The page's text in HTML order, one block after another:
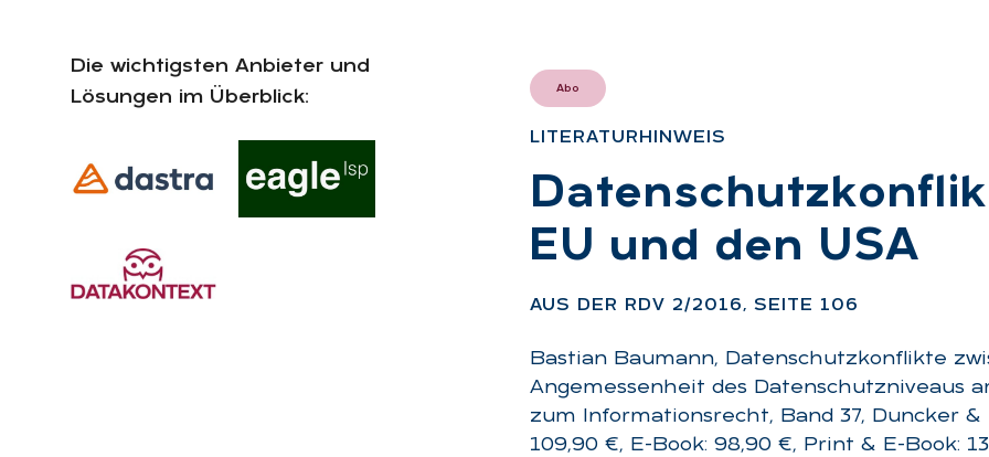
Die wichtigsten Anbieter und
Lösungen im Überblick:
Abo
LI­TE­RA­TUR­HIN­WEIS
:
EU und den USA
AUS DER RDV 2/2016, SEI­TE 106
Bastian Baumann, Datenschutzkonflikte
Angemessenheit des Datenschutzniveaus
zum Informationsrecht, Band 37, Duncker &
109,90 €, E-Book: 98,90 €, Print & E-Book: